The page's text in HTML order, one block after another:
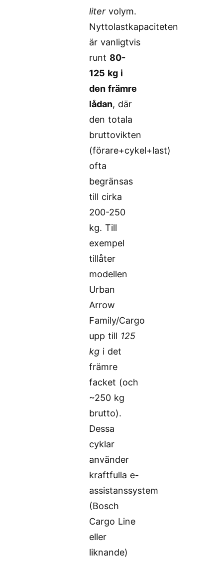
liter volym.
Nyttolastkapaciteten
är vanligtvis
runt 80-
125 kg i
den främre
lådan, där
den totala
bruttovikten
(förare+cykel+last)
ofta
begränsas
till cirka
200-250
kg. Till
exempel
tillåter
modellen
Urban
Arrow
Family/Cargo
upp till 125
kg i det
främre
facket (och
~250 kg
brutto).
Dessa
cyklar
använder
kraftfulla e-
assistanssystem
(Bosch
Cargo Line
eller
liknande)